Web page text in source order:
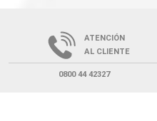
ATENCIÓN
AL CLIENTE
0800 44 42327